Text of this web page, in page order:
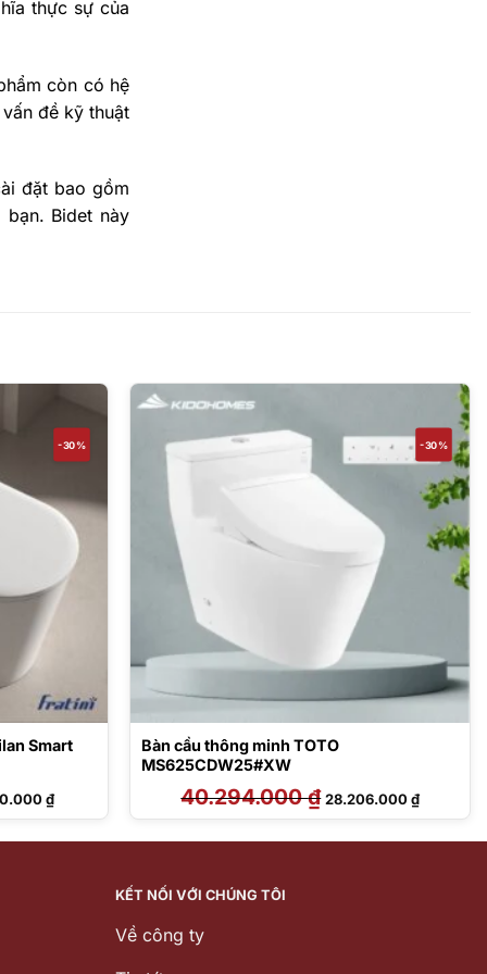
thực sự của
còn có hệ
đề kỹ thuật
đặt bao gồm
Bidet này
-30%
Smart
₫Giá
hiện
tại
17.850.000 ₫.
-30%
Bàn cầu thông minh TOTO
MS625CDW25#XW
40.294.000₫ Giá
gốc
là:
28.206.000₫Giá
hiện
tại
KẾT NỐI VỚI CHÚNG TÔI
Về công ty